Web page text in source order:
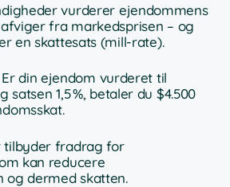
vurderer ejendommens
fra markedsprisen – og
en skattesats (mill-rate).
Er din ejendom vurderet til
satsen 1,5 %, betaler du $4.500
tilbyder fradrag for
kan reducere
dermed skatten.